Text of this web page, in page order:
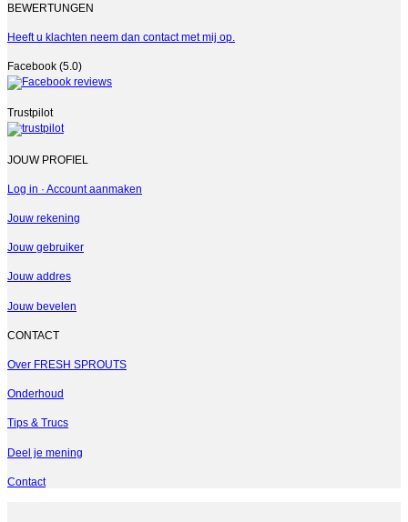
BEWERTUNGEN
Heeft u klachten neem dan contact met mij op.
Facebook (5.0)
Trustpilot
JOUW PROFIEL
Log in · Account aanmaken
Jouw rekening
Jouw gebruiker
Jouw addres
Jouw bevelen
CONTACT
Over FRESH SPROUTS
Onderhoud
Tips & Trucs
Deel je mening
Contact